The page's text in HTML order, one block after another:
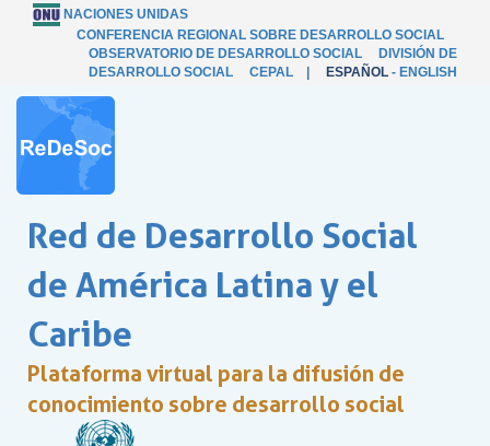
NACIONES UNIDAS
CONFERENCIA REGIONAL SOBRE DESARROLLO SOCIAL
OBSERVATORIO DE DESARROLLO SOCIAL
DIVISIÓN DE
DESARROLLO SOCIAL
CEPAL ESPAÑOL - ENGLISH
Red de Desarrollo Social
de América Latina y el
Caribe
Plataforma virtual para la difusión de
conocimiento sobre desarrollo social